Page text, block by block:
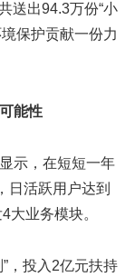
送出94.3万份“小
保护贡献一份力
能性
示，在短短一年
日活跃用户达到
大业务模块。
，投入2亿元扶持